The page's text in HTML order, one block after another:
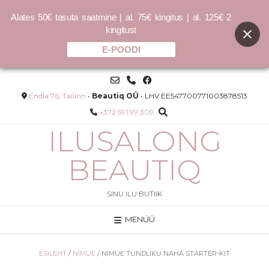
SMOOTH.AGAIN hooldustoode -
40ml
Skip
contentEndla 76, Tallinn • Beautiq OÜ • LHV EE547700771003878513
+372 591 99 309
ILUSALONG
BEAUTIQ
SINU ILU BUTIIK
MENÜÜ
ESILEHT / NIMUE / NIMUE TUNDLIKU NAHA STARTER-KIT
Alates 50€ tasuta saatmine | al. 75€ kingitus | al. 125€ 2
kingitust
E-POODI